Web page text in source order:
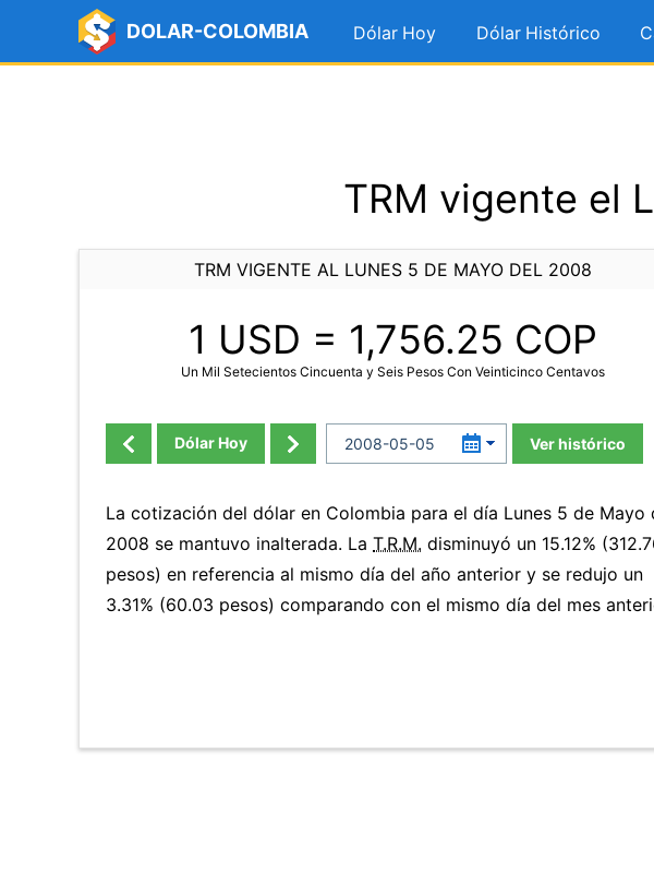
DOLAR-COLOMBIA Dólar Hoy Dólar Histórico
TRM vigente el
TRM VIGENTE AL LUNES 5 DE MAYO DEL 2008
1 USD = 1,756.25 COP
Un Mil Setecientos Cincuenta y Seis Pesos Con Veinticinco Centavos
Dólar Hoy Ver histórico
La cotización del dólar en Colombia para el día Lunes 5 de Mayo
2008 se mantuvo inalterada. La T.R.M. disminuyó un 15.12%
pesos) en referencia al mismo día del año anterior y se redujo un
3.31% (60.03 pesos) comparando con el mismo día del mes